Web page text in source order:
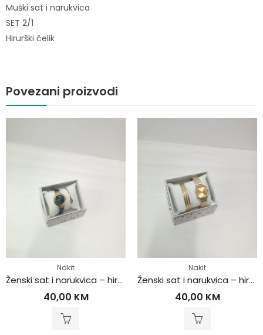
Muški sat i narukvica
SET 2/1
Hirurški čelik
Povezani proizvodi
Nakit
Ženski sat i narukvica – hirurški čelik
40,00 KM
Nakit
Ženski sat i narukvica – hirurški čelik
40,00 KM